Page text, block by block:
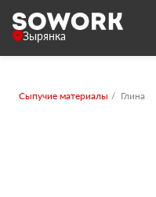
Зырянка
Сыпучие материалы Глина